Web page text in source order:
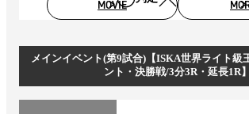
MOVIE
メインイベント(第9試合)【ISKA世界ライト級
ント・決勝戦/3分3R・延長1R】